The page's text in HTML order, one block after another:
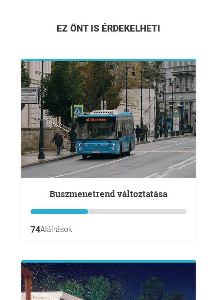
EZ ÖNT IS ÉRDEKELHETI
Buszmenetrend változtatása
74Aláírások